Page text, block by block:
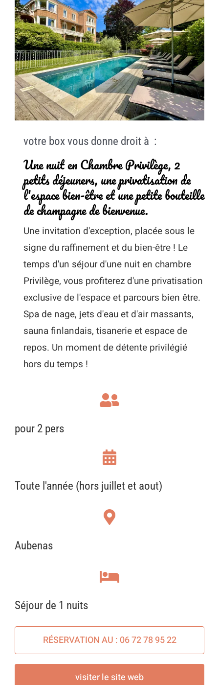
votre box vous donne droit à :
Une nuit en Chambre Privilège, 2
petits déjeuners, une privatisation de
l'espace bien-être et une petite bouteille
de champagne de bienvenue.
Une invitation d'exception, placée sous le
signe du raffinement et du bien-être ! Le
temps d'un séjour d'une nuit en chambre
Privilège, vous profiterez d'une privatisation
exclusive de l'espace et parcours bien être.
Spa de nage, jets d'eau et d'air massants,
sauna finlandais, tisanerie et espace de
repos. Un moment de détente privilégié
hors du temps !
pour 2 pers
Toute l'année (hors juillet et aout)
Aubenas
Séjour de 1 nuits
RÉSERVATION AU : 06 72 78 95 22
visiter le site web